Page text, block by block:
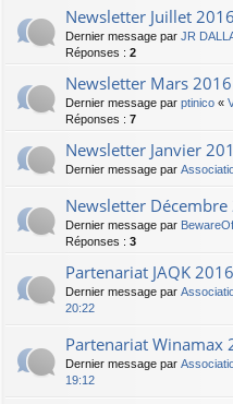
Newsletter Juillet 2016
Dernier message par JR
Réponses : 2
Newsletter Mars 2016
Dernier message par ptinico «
Réponses : 7
Newsletter Janvier
Dernier message par
Newsletter Décembre
Dernier message par
Réponses : 3
Partenariat JAQK
Dernier message par
20:22
Partenariat Winamax
Dernier message par
19:12